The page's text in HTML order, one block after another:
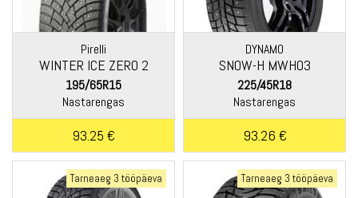
Pirelli
WINTER ICE ZERO 2
195/65R15
Nastarengas
93.25 €
DYNAMO
SNOW-H MWH03
225/45R18
Nastarengas
93.26 €
Tarneaeg 3 tööpäeva Tarneaeg 3 tööpäeva